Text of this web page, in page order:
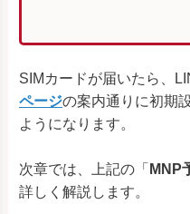
SIMカードが届いたら、
ページの案内通りに初期
ようになります。
次章では、上記の「 MNP
詳しく解説します。